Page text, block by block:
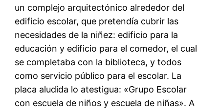
un complejo arquitectónico alrededor del
edificio escolar, que pretendía cubrir las
necesidades de la niñez: edificio para la
educación y edificio para el comedor, el cual
se completaba con la biblioteca, y todos
como servicio público para el escolar. La
placa aludida lo atestigua: «Grupo Escolar
con escuela de niños y escuela de niñas». A